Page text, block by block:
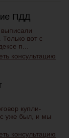
ПДД
вот с
п...
консультацию
купли-
уже был, и мы
консультацию